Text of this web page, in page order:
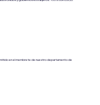
en el membrete de nuestro departamento de